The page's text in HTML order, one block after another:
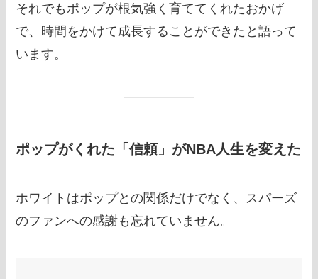
それでもポップが根気強く育ててくれたおかげ
で、時間をかけて成長することができたと語って
います。
ポップがくれた「信頼」がNBA人生を変えた
ホワイトはポップとの関係だけでなく、スパーズ
のファンへの感謝も忘れていません。